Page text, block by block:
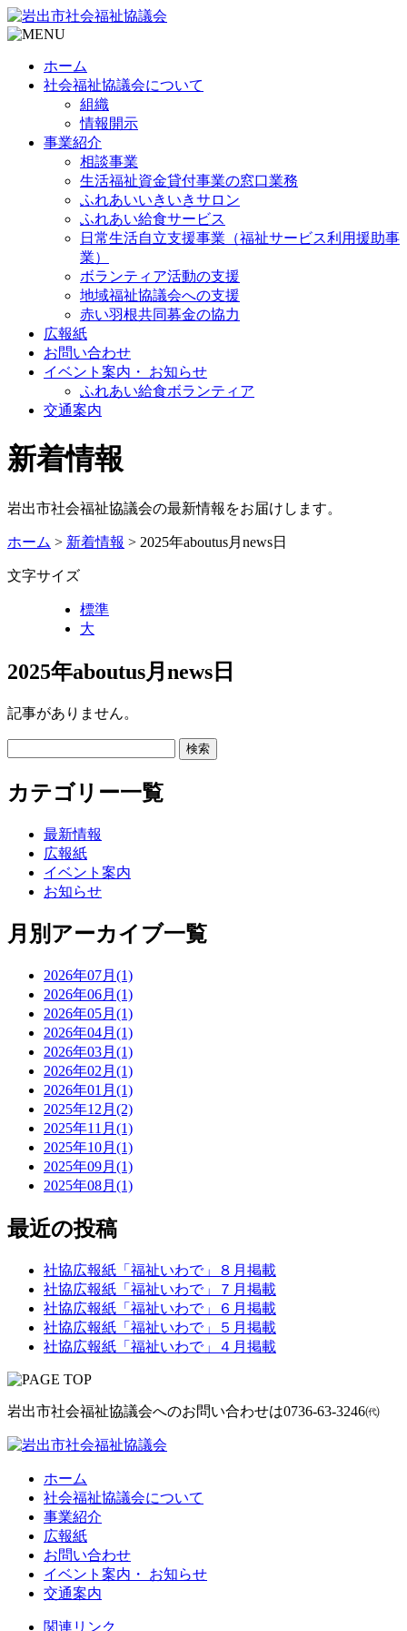
ホーム
社会福祉協議会について
組織
情報開示
事業紹介
相談事業
生活福祉資金貸付事業の窓口業務
ふれあいいきいきサロン
ふれあい給食サービス
日常生活自立支援事業（福祉サービス利用援助事
業）
ボランティア活動の支援
地域福祉協議会への支援
赤い羽根共同募金の協力
広報紙
お問い合わせ
イベント案内・ お知らせ
ふれあい給食ボランティア
交通案内
新着情報
岩出市社会福祉協議会の最新情報をお届けします。
ホーム > 新着情報 > 2025年aboutus月news日
文字サイズ
標準
大
2025年aboutus月news日
記事がありません。
カテゴリー一覧
最新情報
広報紙
イベント案内
お知らせ
月別アーカイブ一覧
2026年07月(1)
2026年06月(1)
2026年05月(1)
2026年04月(1)
2026年03月(1)
2026年02月(1)
2026年01月(1)
2025年12月(2)
2025年11月(1)
2025年10月(1)
2025年09月(1)
2025年08月(1)
最近の投稿
社協広報紙「福祉いわで」８月掲載
社協広報紙「福祉いわで」７月掲載
社協広報紙「福祉いわで」６月掲載
社協広報紙「福祉いわで」５月掲載
社協広報紙「福祉いわで」４月掲載
岩出市社会福祉協議会へのお問い合わせは0736-63-3246㈹
ホーム
社会福祉協議会について
事業紹介
広報紙
お問い合わせ
イベント案内・ お知らせ
交通案内
関連リンク